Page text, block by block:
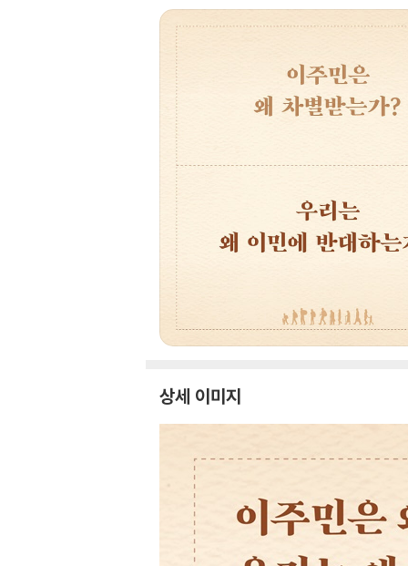
상세 이미지